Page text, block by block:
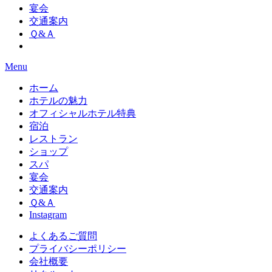
宴会
交通案内
Ｑ&Ａ
Menu
ホーム
ホテルの魅力
オフィシャルホテル特典
宿泊
レストラン
ショップ
スパ
宴会
交通案内
Ｑ&Ａ
Instagram
よくあるご質問
プライバシーポリシー
会社概要